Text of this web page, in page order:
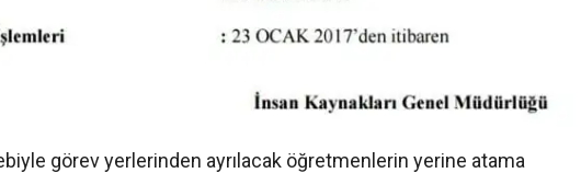
görev yerlerinden ayrılacak öğretmenlerin yerine atama